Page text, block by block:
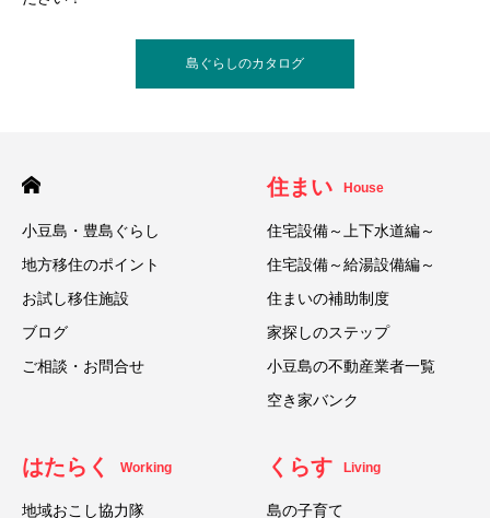
島ぐらしのカタログ
小豆島・豊島ぐらし
地方移住のポイント
お試し移住施設
ブログ
ご相談・お問合せ
住まい House
住宅設備～上下水道編～
住宅設備～給湯設備編～
住まいの補助制度
家探しのステップ
小豆島の不動産業者一覧
空き家バンク
はたらく Working
地域おこし協力隊
くらす Living
島の子育て